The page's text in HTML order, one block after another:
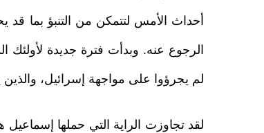
الرجوع عنه. وبدأت فترة جديدة لأولئك
لم يجرؤوا على مواجهة إسرائيل، والذين
لقد تجاوزت الراية التي حملها